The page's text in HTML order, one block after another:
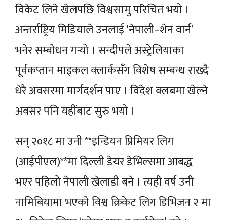
विकेट लिने खेलपछि विश्वसामु परिचित भयो ।
अन्तर्राष्ट्रिय मिडियाले उनलाई ‘नेपाली–शेन वार्न’
भनेर सम्बोधन गर्‍यो । सन्दीपले अस्ट्रेलियाका
पूर्वकप्तान माइकल क्लार्कसँग विशेष सम्बन्ध राख्दै
धेरै अवसरमा मार्गदर्शन पाए । विदेश क्लबमा खेल्ने
अवसर पनि यहींबाट सुरु भयो ।
सन् २०१८ मा उनी **इन्डियन प्रिमियर लिग
(आईपीएल)**मा दिल्ली डेयर डेभिल्समा आबद्ध
भएर पहिलो नेपाली खेलाडी बने । त्यही वर्ष उनी
नामिबियामा भएको विश्व क्रिकेट लिग डिभिजन २ मा